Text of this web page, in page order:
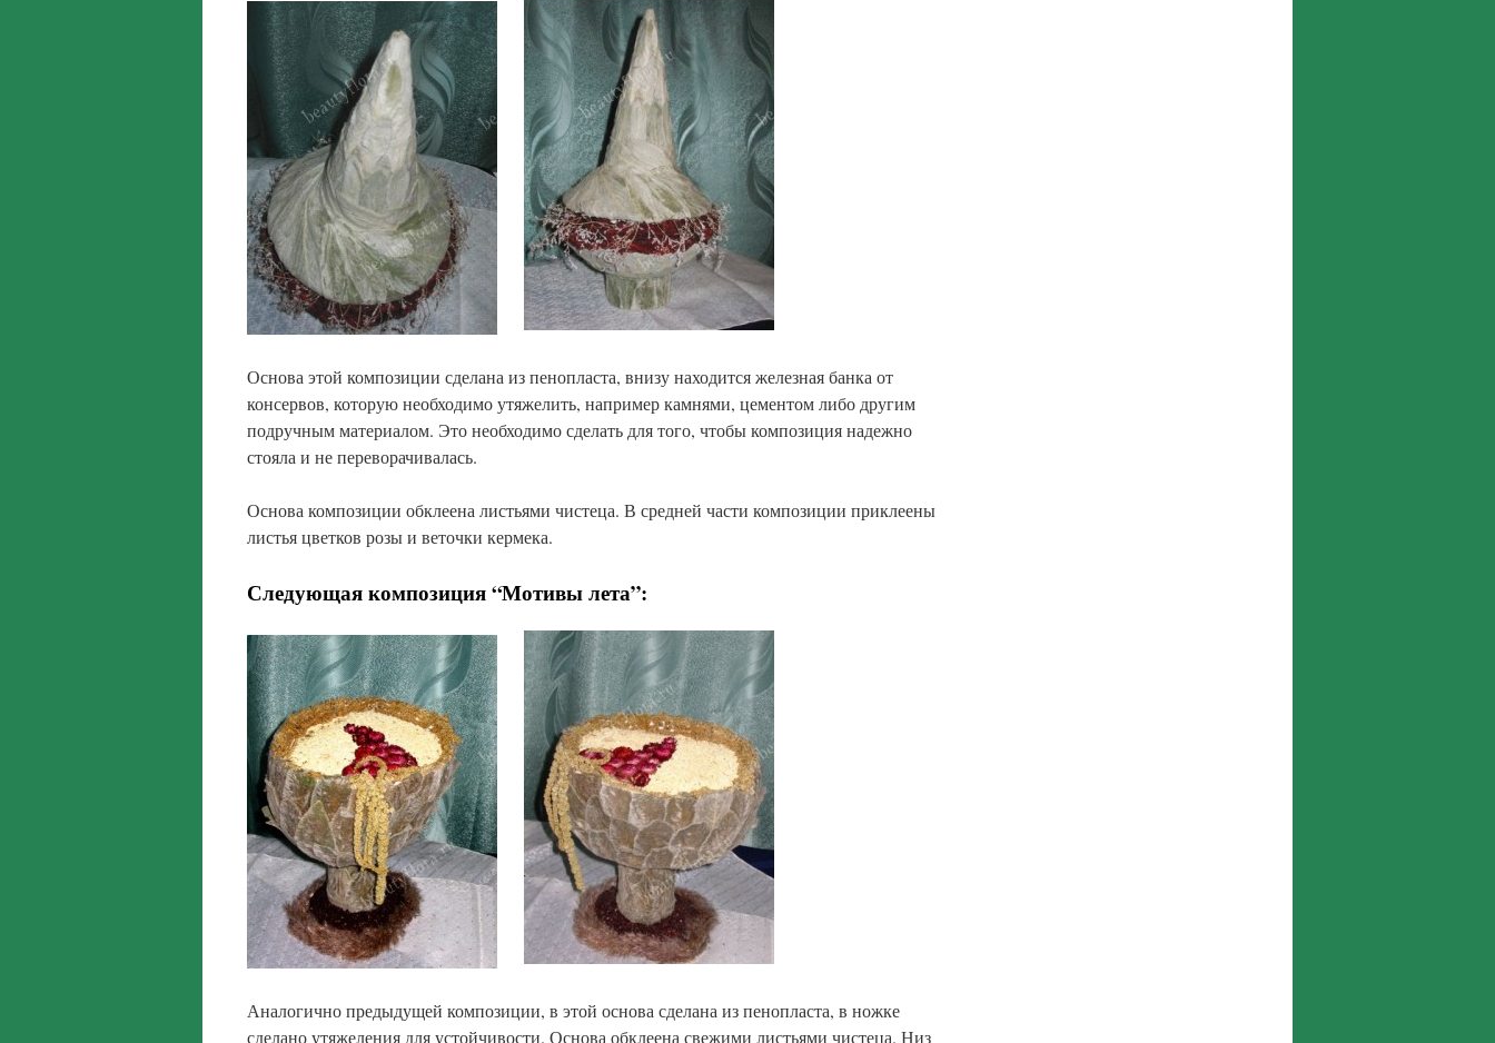
Основа этой композиции сделана из пенопласта, внизу находится железная банка от
консервов, которую необходимо утяжелить, например камнями, цементом либо другим
подручным материалом. Это необходимо сделать для того, чтобы композиция надежно
стояла и не переворачивалась.
Основа композиции обклеена листьями чистеца. В средней части композиции приклеены
листья цветков розы и веточки кермека.
Следующая композиция “Мотивы лета”:
Аналогично предыдущей композиции, в этой основа сделана из пенопласта, в ножке
сделано утяжеления для устойчивости. Основа обклеена свежими листьями чистеца. Низ